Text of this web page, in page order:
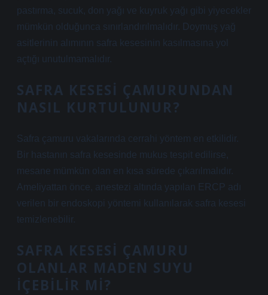
pastırma, sucuk, don yağı ve kuyruk yağı gibi yiyecekler
mümkün olduğunca sınırlandırılmalıdır. Doymuş yağ
asitlerinin alımının safra kesesinin kasılmasına yol
açtığı unutulmamalıdır.
SAFRA KESESI ÇAMURUNDAN
NASIL KURTULUNUR?
Safra çamuru vakalarında cerrahi yöntem en etkilidir.
Bir hastanın safra kesesinde mukus tespit edilirse,
mesane mümkün olan en kısa sürede çıkarılmalıdır.
Ameliyattan önce, anestezi altında yapılan ERCP adı
verilen bir endoskopi yöntemi kullanılarak safra kesesi
temizlenebilir.
SAFRA KESESI ÇAMURU
OLANLAR MADEN SUYU
IÇEBILIR MI?